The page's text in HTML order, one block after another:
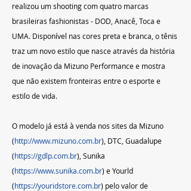
realizou um shooting com quatro marcas
brasileiras fashionistas - DOD, Anacê, Toca e
UMA. Disponível nas cores preta e branca, o tênis
traz um novo estilo que nasce através da história
de inovação da Mizuno Performance e mostra
que não existem fronteiras entre o esporte e
estilo de vida.
O modelo já está à venda nos sites da Mizuno
(http://www.mizuno.com.br), DTC, Guadalupe
(https://gdlp.com.br), Sunika
(https://www.sunika.com.br) e Yourld
(https://youridstore.com.br) pelo valor de